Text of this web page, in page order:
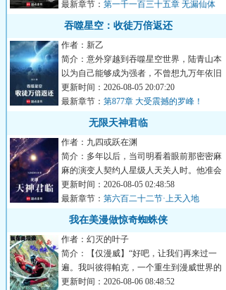
最新章节： 第一千一百三十五章 无漏仙体
吞噬星空：收徒万倍返还
作者：新乙
简介：意外穿越到吞噬星空世界，陆青山本
以为自己能够成为强者，不曾想九万年依旧
还是宇宙九阶。就在大限...
更新时间：2026-08-05 20:07:20
最新章节： 第877章 大受震撼的罗峰！
无限天神君临
作者：九四或跃在渊
简介：多年以后，当司明看着眼前那密密麻
麻的演变人契约人星级人天关人时。他准会
想起自己因为受不了零七...
更新时间：2026-08-05 02:48:58
最新章节： 第六百二十二节·上天入地
我在美漫做惊奇蜘蛛侠
作者：幻灭的叶子
简介：【仅漫威】“好吧，让我们再来过一
遍。我叫彼得帕克，一个重生到漫威世界的
穿越者，我被一只基因改...
更新时间：2026-08-06 08:48:52